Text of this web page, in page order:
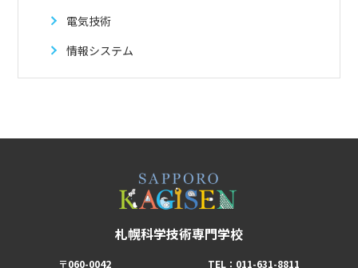
電気技術
情報システム
札幌科学技術専門学校
〒060-0042 TEL：011-631-8811